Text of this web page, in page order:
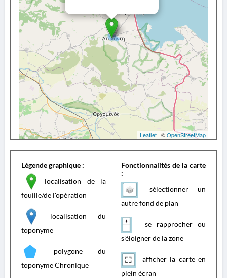
Leaflet | ©OpenStreetMap
Légende graphique :
localisation de la
fouille/de l'opération
localisation du
toponyme
polygone du
toponyme Chronique
Fonctionnalités de la carte
:
sélectionner un
autre fond de plan
se rapprocher ou
s'éloigner de la zone
afficher la carte en
plein écran